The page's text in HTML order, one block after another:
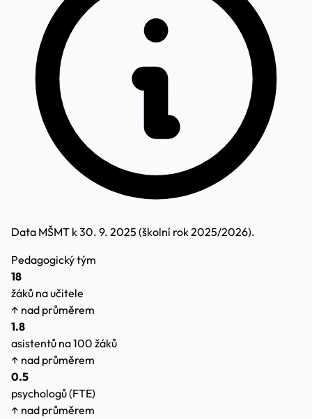
Data MŠMT k 30. 9. 2025 (školní rok 2025/2026).
Pedagogický tým
18
žáků na učitele
↑ nad průměrem
1.8
asistentů na 100 žáků
↑ nad průměrem
0.5
psychologů (FTE)
↑ nad průměrem